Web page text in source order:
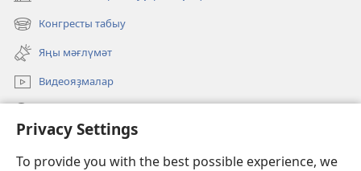
Privacy Settings
To provide you with the best possible experience, we
new
window)
Конгресты табыу
(opens
new
window)
Яңы мәғлүмәт
Видеояҙмалар
(opens